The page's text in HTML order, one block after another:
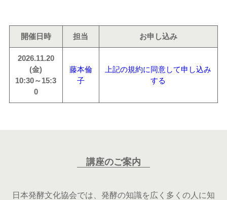
開催日時 担当 お申し込み
2026.11.20
(金)
10:30～15:3
0
藤本倫
子
上記の規約に同意して申し込み
する
講座のご案内
日本発酵文化協会では、発酵の知識を広く多くの人に知